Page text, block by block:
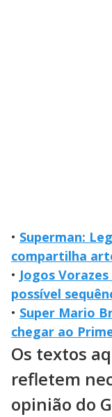
• Superman:
compartilha
• Jogos
possível
• Super Mario
chegar ao
Os textos
refletem
opinião do